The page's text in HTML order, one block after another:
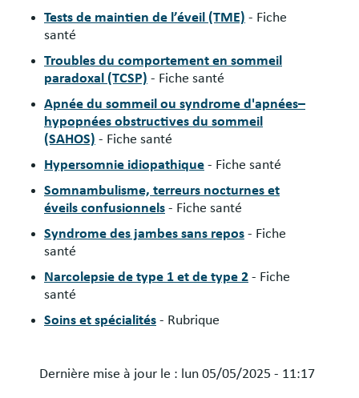
Tests de maintien de l’éveil (TME) - Fiche
santé
Troubles du comportement en sommeil
paradoxal (TCSP) - Fiche santé
Apnée du sommeil ou syndrome d'apnées–
hypopnées obstructives du sommeil
(SAHOS) - Fiche santé
Hypersomnie idiopathique - Fiche santé
Somnambulisme, terreurs nocturnes et
éveils confusionnels - Fiche santé
Syndrome des jambes sans repos - Fiche
santé
Narcolepsie de type 1 et de type 2 - Fiche
santé
Soins et spécialités - Rubrique
Dernière mise à jour le : lun 05/05/2025 - 11:17